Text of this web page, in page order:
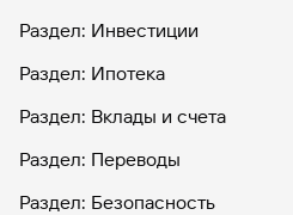
Раздел: Инвестиции
Раздел: Ипотека
Раздел: Вклады и счета
Раздел: Переводы
Раздел: Безопасность